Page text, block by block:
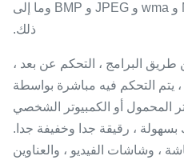
TS و MKV و RMVB و MP3 و wma و JPEG و BMP وما إلى
ذلك.
البرامج ، التحكم عن بعد ،
، يتم التحكم فيه مباشرة بواسطة
المحمول أو الكمبيوتر الشخصي
، رقيقة جدا وخفيفة جدا.
، وشاشات الفيديو ، والعناوين